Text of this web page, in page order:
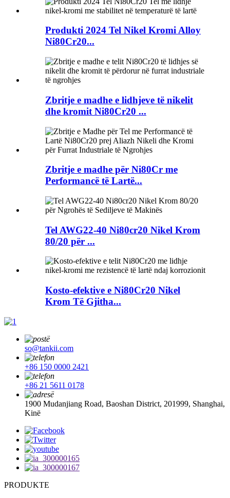
Produkti 2024 Tel Nikel Kromi Alloy
Ni80Cr20...
Zbritje e madhe e lidhjeve të nikelit
dhe kromit Ni80Cr20 ...
Zbritje e madhe për Ni80Cr me
Performancë të Lartë...
Tel AWG22-40 Ni80cr20 Nikel Krom
80/20 për ...
Kosto-efektive e Ni80Cr20 Nikel
Krom Të Gjitha...
so@tankii.com
+86 150 0000 2421
+86 21 5611 0178
1900 Mudanjiang Road, Baoshan District, 201999, Shanghai,
Kinë
PRODUKTE